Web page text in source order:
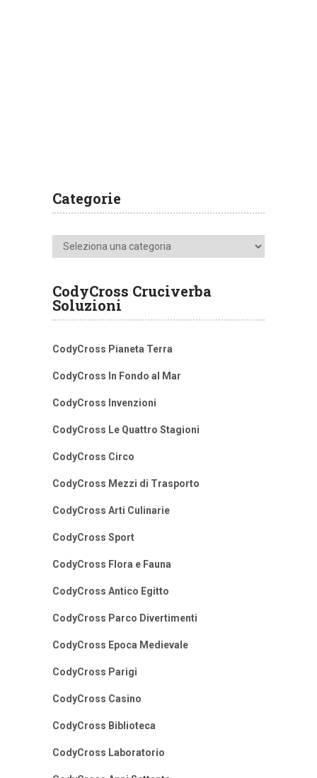
Categorie
Categorie
CodyCross Cruciverba
Soluzioni
CodyCross Pianeta Terra
CodyCross In Fondo al Mar
CodyCross Invenzioni
CodyCross Le Quattro Stagioni
CodyCross Circo
CodyCross Mezzi di Trasporto
CodyCross Arti Culinarie
CodyCross Sport
CodyCross Flora e Fauna
CodyCross Antico Egitto
CodyCross Parco Divertimenti
CodyCross Epoca Medievale
CodyCross Parigi
CodyCross Casino
CodyCross Biblioteca
CodyCross Laboratorio